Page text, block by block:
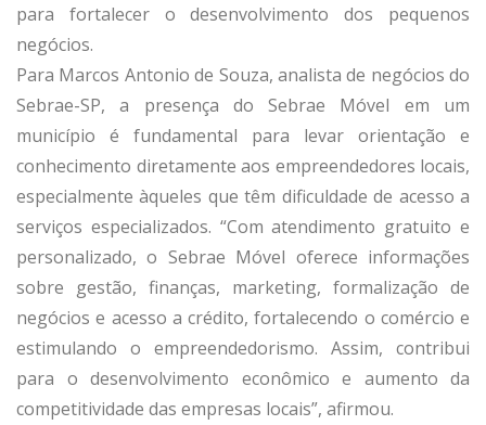
para fortalecer o desenvolvimento dos pequenos
negócios.
Para Marcos Antonio de Souza, analista de negócios do
Sebrae-SP, a presença do Sebrae Móvel em um
município é fundamental para levar orientação e
conhecimento diretamente aos empreendedores locais,
especialmente àqueles que têm dificuldade de acesso a
serviços especializados. “Com atendimento gratuito e
personalizado, o Sebrae Móvel oferece informações
sobre gestão, finanças, marketing, formalização de
negócios e acesso a crédito, fortalecendo o comércio e
estimulando o empreendedorismo. Assim, contribui
para o desenvolvimento econômico e aumento da
competitividade das empresas locais”, afirmou.